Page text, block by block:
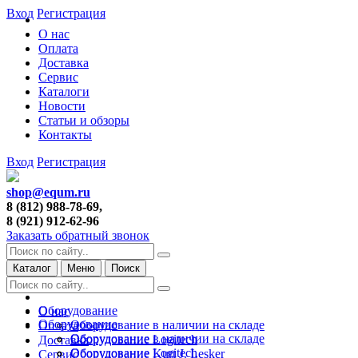
О нас
Оплата
Доставка
Сервис
Каталоги
Новости
Статьи и обзоры
Контакты
Вход Регистрация
Вход Регистрация
shop@equm.ru
8 (812) 988-78-69,
8 (921) 912-62-96
Заказать обратный звонок
Каталог Меню Поиск
О нас
Оплата
Доставка
Сервис
Оборудование
Оборудование в наличии на складе
Оборудование Logitech
Оборудование Kurt J. Lesker
Оборудование
Оборудование в наличии на складе
Оборудование Logitech